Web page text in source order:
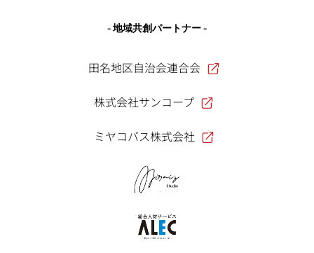
- 地域共創パートナー -
田名地区自治会連合会
株式会社サンコープ
ミヤコバス株式会社